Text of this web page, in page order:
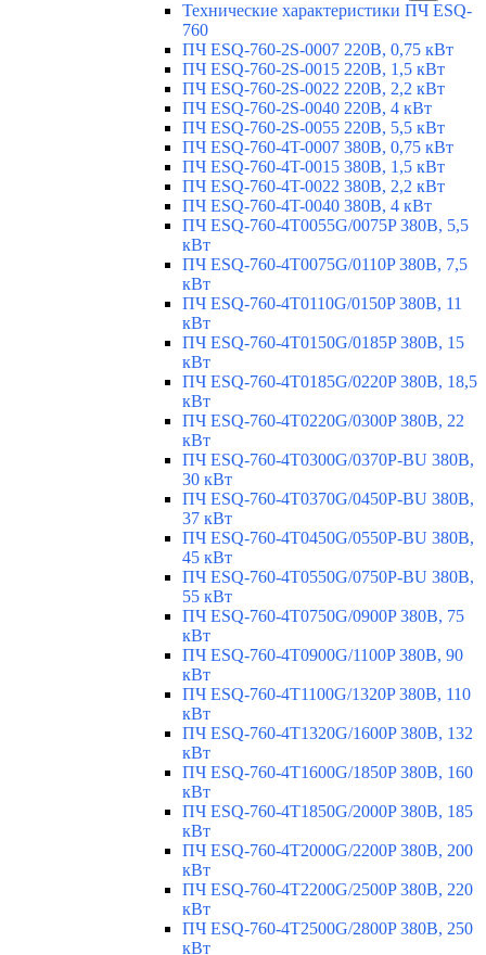
Технические характеристики ПЧ ESQ-
760
ПЧ ESQ-760-2S-0007 220В, 0,75 кВт
ПЧ ESQ-760-2S-0015 220В, 1,5 кВт
ПЧ ESQ-760-2S-0022 220В, 2,2 кВт
ПЧ ESQ-760-2S-0040 220В, 4 кВт
ПЧ ESQ-760-2S-0055 220В, 5,5 кВт
ПЧ ESQ-760-4T-0007 380В, 0,75 кВт
ПЧ ESQ-760-4T-0015 380В, 1,5 кВт
ПЧ ESQ-760-4T-0022 380В, 2,2 кВт
ПЧ ESQ-760-4T-0040 380В, 4 кВт
ПЧ ESQ-760-4T0055G/0075P 380В, 5,5
кВт
ПЧ ESQ-760-4T0075G/0110P 380В, 7,5
кВт
ПЧ ESQ-760-4T0110G/0150P 380В, 11
кВт
ПЧ ESQ-760-4T0150G/0185P 380В, 15
кВт
ПЧ ESQ-760-4T0185G/0220P 380В, 18,5
кВт
ПЧ ESQ-760-4T0220G/0300P 380В, 22
кВт
ПЧ ESQ-760-4T0300G/0370P-BU 380В,
30 кВт
ПЧ ESQ-760-4T0370G/0450P-BU 380В,
37 кВт
ПЧ ESQ-760-4T0450G/0550P-BU 380В,
45 кВт
ПЧ ESQ-760-4T0550G/0750P-BU 380В,
55 кВт
ПЧ ESQ-760-4T0750G/0900P 380В, 75
кВт
ПЧ ESQ-760-4T0900G/1100P 380В, 90
кВт
ПЧ ESQ-760-4T1100G/1320P 380В, 110
кВт
ПЧ ESQ-760-4T1320G/1600P 380В, 132
кВт
ПЧ ESQ-760-4T1600G/1850P 380В, 160
кВт
ПЧ ESQ-760-4T1850G/2000P 380В, 185
кВт
ПЧ ESQ-760-4T2000G/2200P 380В, 200
кВт
ПЧ ESQ-760-4T2200G/2500P 380В, 220
кВт
ПЧ ESQ-760-4T2500G/2800P 380В, 250
кВт